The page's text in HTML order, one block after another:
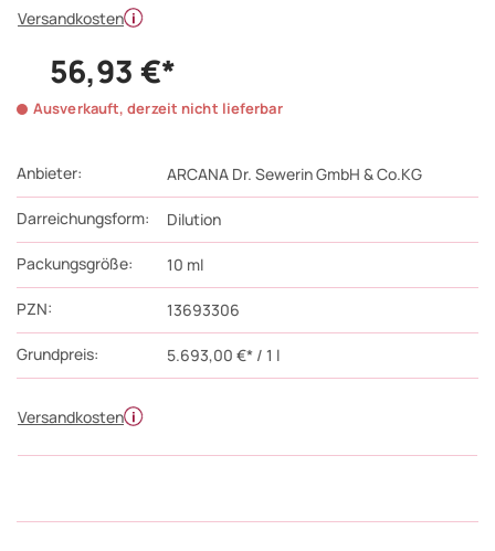
Versandkosten
Versandkosten
Anbieter: ARCANA Dr. Sewerin GmbH & Co.KG
Darreichungsform: Dilution
Packungsgröße: 10 ml
PZN: 13693306
Grundpreis: 5.693,00 €* / 1 l
56,93 €*
Ausverkauft, derzeit nicht lieferbar